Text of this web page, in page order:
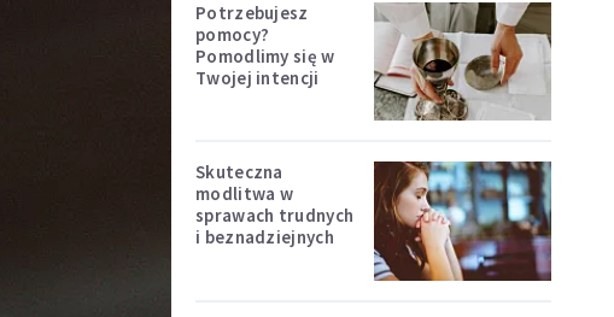
Potrzebujesz
pomocy?
Pomodlimy się w
Twojej intencji
Skuteczna
modlitwa w
sprawach trudnych
i beznadziejnych